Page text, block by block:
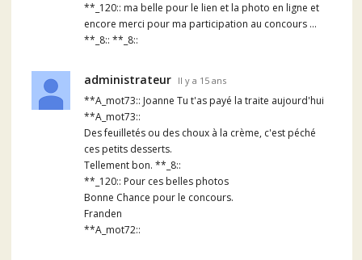
**_120:: ma belle pour le lien et la photo en ligne et
encore merci pour ma participation au concours ...
**_8:: **_8::
administrateur Il y a 15 ans
**A_mot73:: Joanne Tu t'as payé la traite aujourd'hui
**A_mot73::
Des feuilletés ou des choux à la crème, c'est péché
ces petits desserts.
Tellement bon. **_8::
**_120:: Pour ces belles photos
Bonne Chance pour le concours.
Franden
**A_mot72::